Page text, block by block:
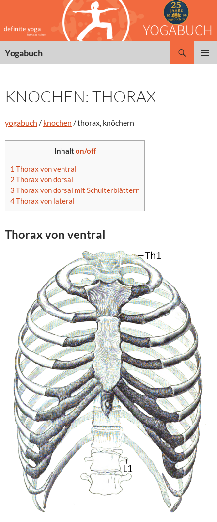
springen
Yogabuch
KNOCHEN: THORAX
yogabuch / knochen / thorax, knöchern
Inhalton/off
1 Thorax von ventral
2 Thorax von dorsal
3 Thorax von dorsal mit Schulterblättern
4Thorax von lateral
Thorax von ventral